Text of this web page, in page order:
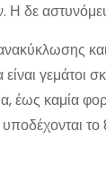
δε
γεμάτοι
έως καμία